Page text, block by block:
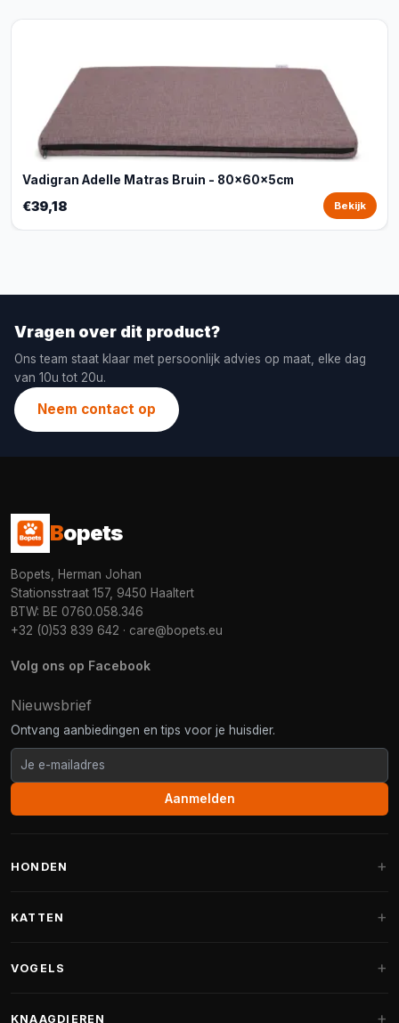
Vadigran Adelle Matras Bruin - 80x60x5cm
€39,18 Bekijk
Vragen over dit product?
Ons team staat klaar met persoonlijk advies op maat, elke dag
van 10u tot 20u.
Neem contact op
Bopets
Bopets, Herman Johan
Stationsstraat 157, 9450 Haaltert
BTW: BE 0760.058.346
+32 (0)53 839 642 · care@bopets.eu
Volg ons op Facebook
Nieuwsbrief
Ontvang aanbiedingen en tips voor je huisdier.
Aanmelden
HONDEN
Fantail hondenmanden
KATTEN
VOGELS
KNAAGDIEREN